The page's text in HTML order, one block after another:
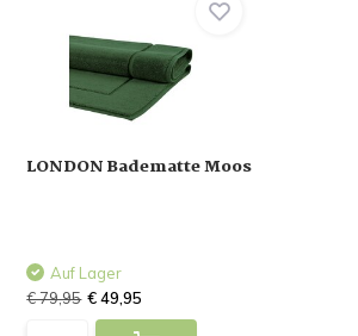
LONDON Badematte Moos
Auf Lager
€ 79,95 € 49,95